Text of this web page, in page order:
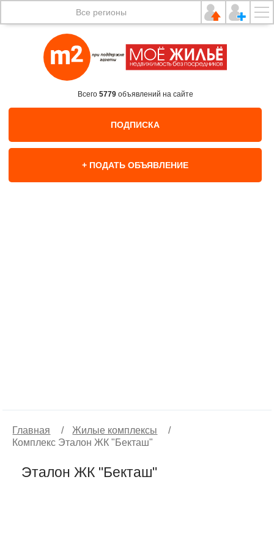
Все регионы
Всего 5779объявлений на сайте
ПОДПИСКА
+ ПОДАТЬ ОБЪЯВЛЕНИЕ
Главная / Жилые комплексы
/
Комплекс Эталон ЖК "Бекташ"
Эталон ЖК "Бекташ"